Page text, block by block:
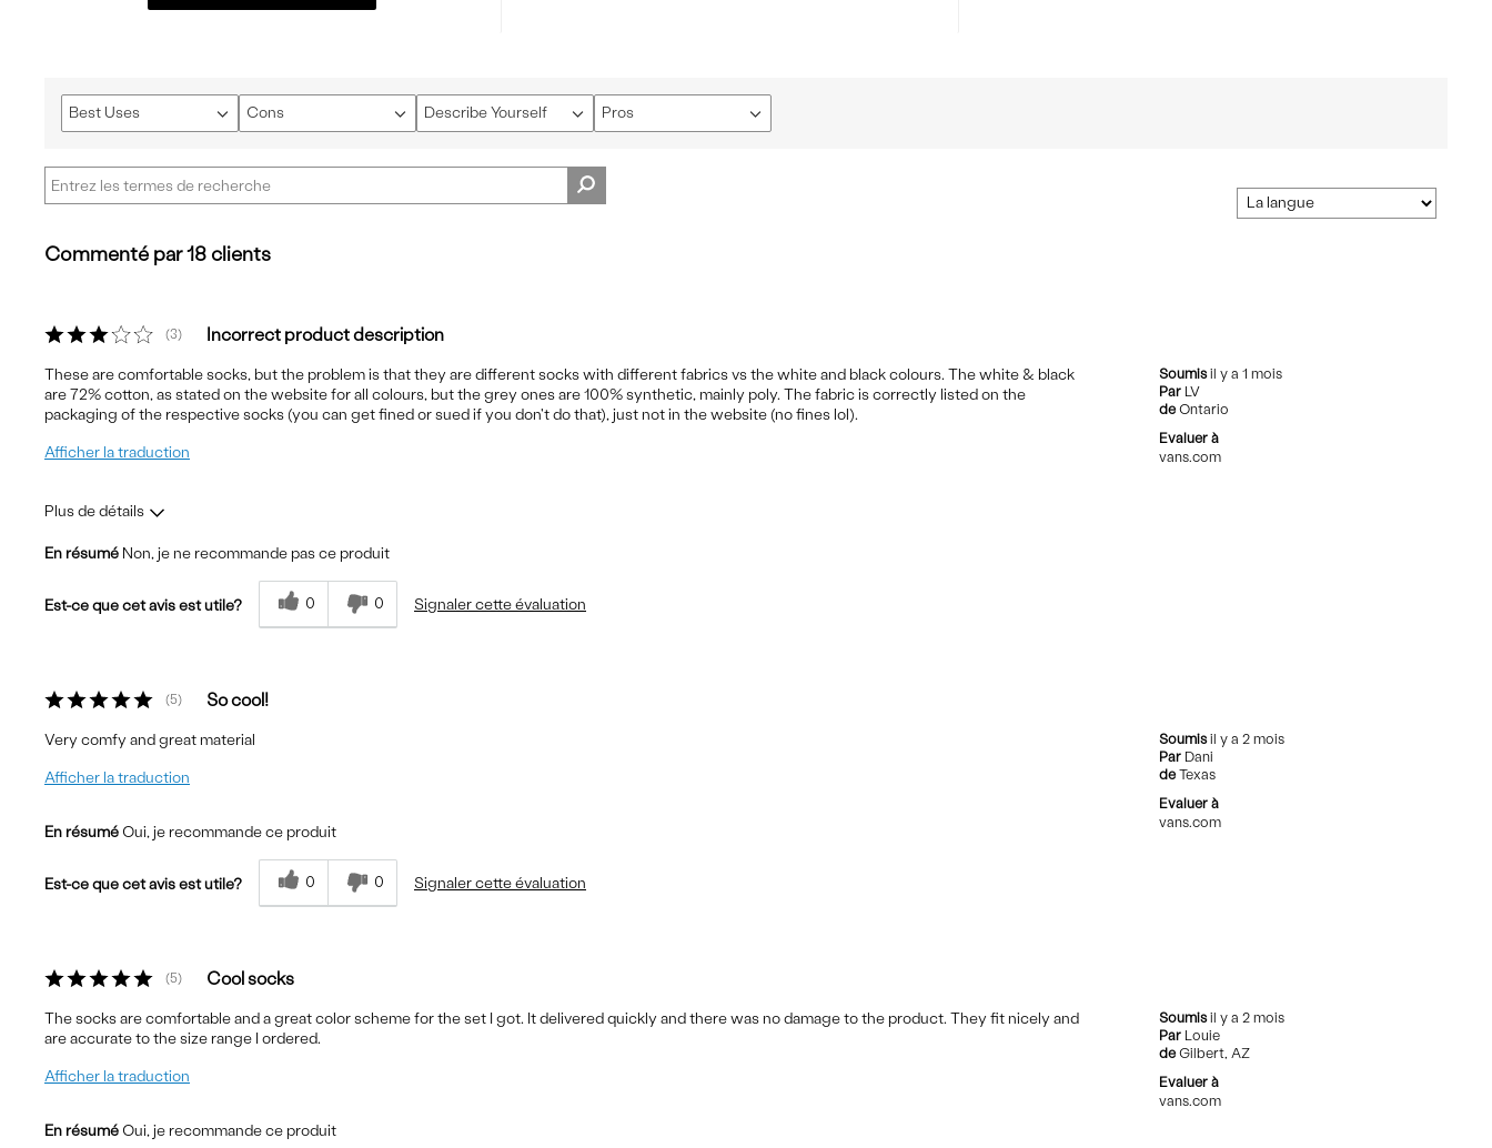
Best Uses
Français
Cons
Français
Describe Yourself
Français
Pros
Français
Commenté par 18 clients
3 Incorrect product description
Soumisil y a 1 mois
Par LV
de Ontario
Evaluer à
vans.com
These are comfortable socks, but the problem is that they are different socks with different fabrics vs the white and black colours. The white & black
are 72% cotton, as stated on the website for all colours, but the grey ones are 100% synthetic, mainly poly. The fabric is correctly listed on the
packaging of the respective socks (you can get fined or sued if you don't do that), just not in the website (no fines lol).
Afficher la traduction
Plus de détails
Comfortable
Les meilleures utilisations
Outdoors
En résumé Non, je ne recommande pas ce produit
Est-ce que cet avis est utile? 0 0 Signaler cette évaluation
5 So cool!
Soumisil y a 2 mois
Par Dani
de Texas
Evaluer à
vans.com
Very comfy and great material
Afficher la traduction
En résumé Oui, je recommande ce produit
Est-ce que cet avis est utile? 0 0 Signaler cette évaluation
5 Cool socks
Soumisil y a 2 mois
Par Louie
de Gilbert, AZ
Evaluer à
vans.com
The socks are comfortable and a great color scheme for the set I got. It delivered quickly and there was no damage to the product. They fit nicely and
are accurate to the size range I ordered.
Afficher la traduction
En résumé Oui, je recommande ce produit